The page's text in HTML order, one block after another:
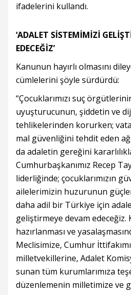
ifadelerini kullandı.
‘ADALET SİSTEMİMİZİ
EDECEĞİZ’
Kanunun hayırlı olmasını
cümlelerini şöyle sürdürdü:
“Çocuklarımızı suç
uyuşturucunun, şiddetin ve
tehlikelerinden korurken;
mal güvenliğini tehdit eden
da adaletin gereğini
Cumhurbaşkanımız Recep
liderliğinde; çocuklarımızın
ailelerimizin huzurunun
daha adil bir Türkiye için
geliştirmeye devam edeceğiz.
hazırlanması ve
Meclisimize, Cumhur
milletvekillerine, Adalet
sunan tüm kurumlarımıza
düzenlemenin milletimize ve